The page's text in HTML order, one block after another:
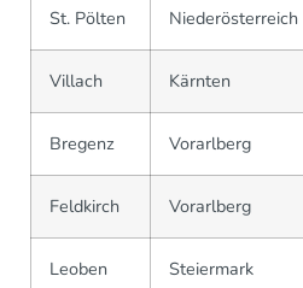
St. Pölten Niederösterreich
Villach Kärnten
Bregenz Vorarlberg
Feldkirch Vorarlberg
Leoben Steiermark